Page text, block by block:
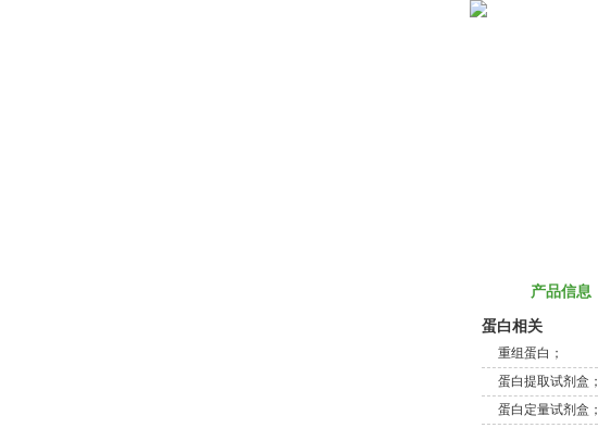
产品信息
蛋白相关
重组蛋白；
蛋白提取试剂盒；
蛋白定量试剂盒；